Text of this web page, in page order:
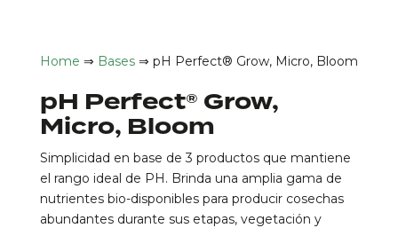
Home ⇒ Bases⇒ pH Perfect® Grow, Micro, Bloom
pH Perfect® Grow,
Micro, Bloom
Simplicidad en base de 3 productos que mantiene
el rango ideal de PH. Brinda una amplia gama de
nutrientes bio-disponibles para producir cosechas
abundantes durante sus etapas, vegetación y